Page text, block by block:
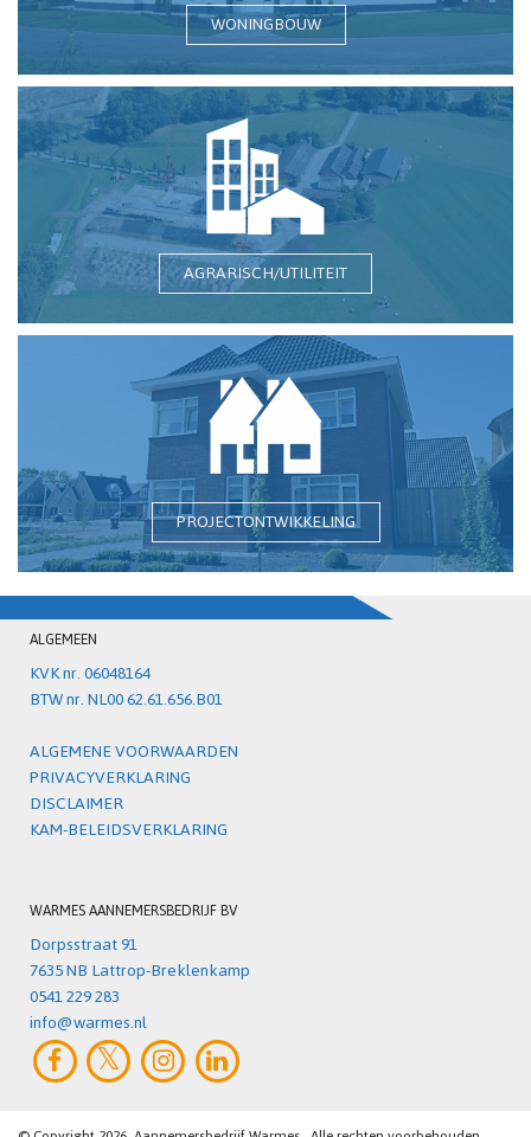
WONINGBOUW
AGRARISCH/UTILITEIT
PROJECTONTWIKKELING
ALGEMEEN
KVK nr. 06048164
BTW nr. NL00 62.61.656.B01
ALGEMENE VOORWAARDEN
PRIVACYVERKLARING
DISCLAIMER
KAM-BELEIDSVERKLARING
WARMES AANNEMERSBEDRIJF BV
Dorpsstraat 91
7635 NB Lattrop-Breklenkamp
0541 229 283
info@warmes.nl